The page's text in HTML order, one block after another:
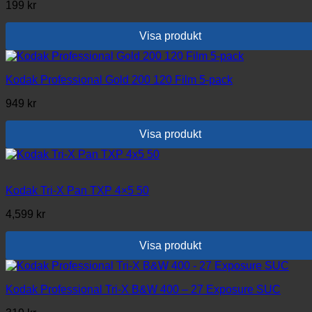
199 kr
Visa produkt
Kodak Professional Gold 200 120 Film 5-pack
949 kr
Visa produkt
Kodak Tri-X Pan TXP 4×5 50
4,599 kr
Visa produkt
Kodak Professional Tri-X B&W 400 – 27 Exposure SUC